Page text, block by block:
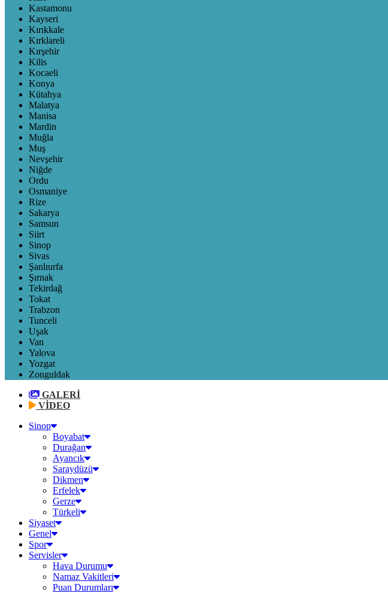
Kastamonu
Kayseri
Kırıkkale
Kırklareli
Kırşehir
Kilis
Kocaeli
Konya
Kütahya
Malatya
Manisa
Mardin
Muğla
Muş
Nevşehir
Niğde
Ordu
Osmaniye
Rize
Sakarya
Samsun
Siirt
Sinop
Sivas
Şanlıurfa
Şırnak
Tekirdağ
Tokat
Trabzon
Tunceli
Uşak
Van
Yalova
Yozgat
Zonguldak
GALERİ
VİDEO
Sinop
Boyabat
Durağan
Ayancık
Saraydüzü
Dikmen
Erfelek
Gerze
Türkeli
Siyaset
Genel
Spor
Servisler
Hava Durumu
Namaz Vakitleri
Puan Durumları